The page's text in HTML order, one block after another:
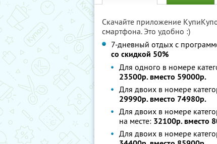
Скачайте приложение
смартфона. Это удобно :)
7-дневный отдых с
со скидкой 50%
Для одного в номере
23500р. вместо 59000р.
Для двоих в номере
29990р. вместо 74980р.
Для двоих в номере
на месте: 32100р. вместо
Для двоих в номере